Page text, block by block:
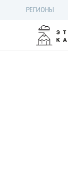
РЕГИОНЫ